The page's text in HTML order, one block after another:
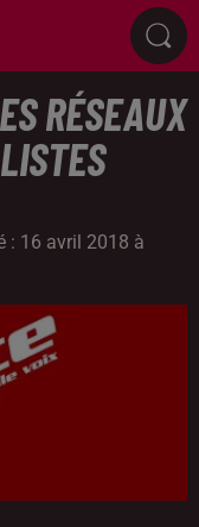
RÉSEAUX
: 16 avril 2018 à